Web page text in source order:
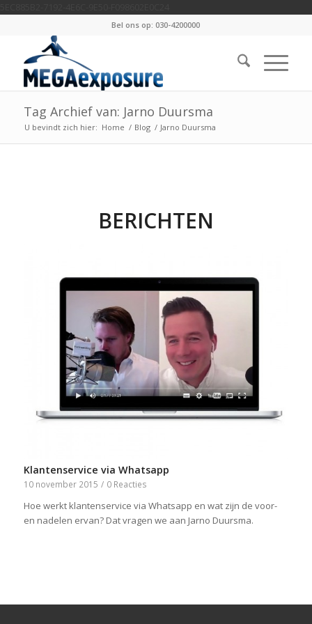
Bel ons op: 030-4200000
Tag Archief van: Jarno Duursma
U bevindt zich hier: Home / Blog / Jarno Duursma
BERICHTEN
Klantenservice via Whatsapp
10 november 2015 / 0 Reacties
​Hoe werkt klantenservice via Whatsapp en wat zijn de voor-
en nadelen ervan? Dat vragen we aan Jarno Duursma.